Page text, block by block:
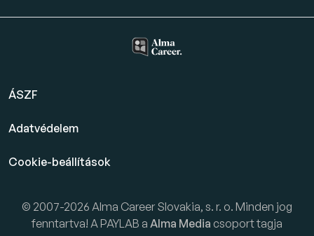
ÁSZF
Adatvédelem
Cookie-beállítások
© 2007-2026 Alma Career Slovakia, s. r. o. Minden jog
fenntartva! A PAYLAB a Alma Media csoport tagja